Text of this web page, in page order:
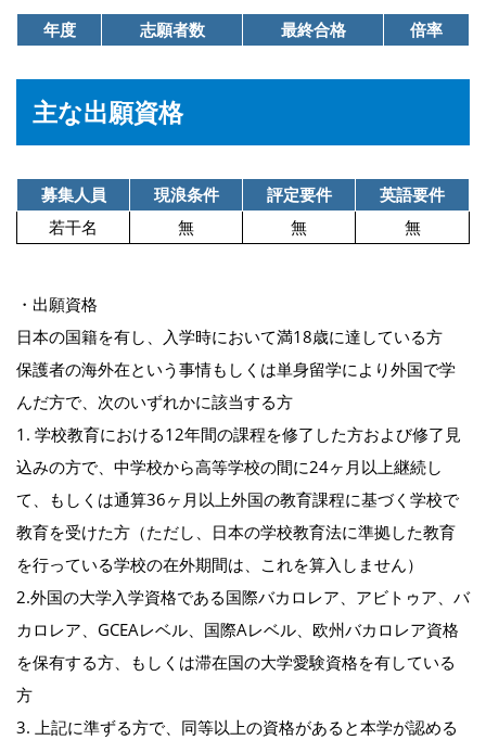
年度 志願者数 最終合格 倍率
主な出願資格
募集人員 現浪条件 評定要件
英語要件
若干名
無 無 無
・出願資格
日本の国籍を有し、入学時において満18歳に達している方
保護者の海外在という事情もしくは単身留学により外国で学
んだ方で、次のいずれかに該当する方
1. 学校教育における12年間の課程を修了した方および修了見
込みの方で、中学校から高等学校の間に24ヶ月以上継続し
て、もしくは通算36ヶ月以上外国の教育課程に基づく学校で
教育を受けた方（ただし、日本の学校教育法に準拠した教育
を行っている学校の在外期間は、これを算入しません）
2.外国の大学入学資格である国際バカロレア、アビトゥア、バ
カロレア、GCEAレベル、国際Aレベル、欧州バカロレア資格
を保有する方、もしくは滞在国の大学愛験資格を有している
方
3. 上記に準ずる方で、同等以上の資格があると本学が認める